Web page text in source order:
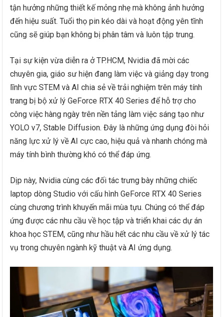
tận hưởng những thiết kế mỏng nhẹ mà không ảnh hưởng
đến hiệu suất. Tuổi thọ pin kéo dài và hoạt động yên tĩnh
cũng sẽ giúp bạn không bị phân tâm và luôn tập trung.
Tại sự kiện vừa diễn ra ở TP.HCM, Nvidia đã mời các
chuyên gia, giáo sư hiện đang làm việc và giảng dạy trong
lĩnh vực STEM và AI chia sẻ về trải nghiệm trên máy tính
trang bị bộ xử lý GeForce RTX 40 Series để hỗ trợ cho
công việc hàng ngày trên nền tảng làm việc sáng tạo như
YOLO v7, Stable Diffusion. Đây là những ứng dụng đòi hỏi
năng lực xử lý về AI cực cao, hiệu quả và nhanh chóng mà
máy tính bình thường khó có thể đáp ứng.
Dịp này, Nvidia cùng các đối tác trưng bày những chiếc
laptop dòng Studio với cấu hình GeForce RTX 40 Series
cùng chương trình khuyến mãi mùa tựu. Chúng có thể đáp
ứng được các nhu cầu về học tập và triển khai các dự án
khoa học STEM, cũng như hầu hết các nhu cầu về xử lý tác
vụ trong chuyên ngành kỹ thuật và AI ứng dụng.